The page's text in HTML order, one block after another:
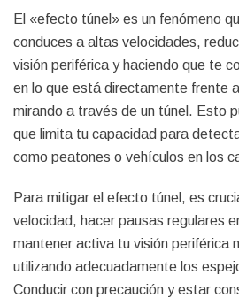
El «efecto túnel» es un fenómeno
conduces a altas velocidades,
visión periférica y haciendo que te
en lo que está directamente frente
mirando a través de un túnel. Esto
que limita tu capacidad para
como peatones o vehículos en los
Para mitigar el efecto túnel, es
velocidad, hacer pausas regulares
mantener activa tu visión periférica
utilizando adecuadamente los
Conducir con precaución y estar